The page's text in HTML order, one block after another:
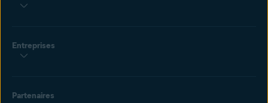
Entreprises
Partenaires